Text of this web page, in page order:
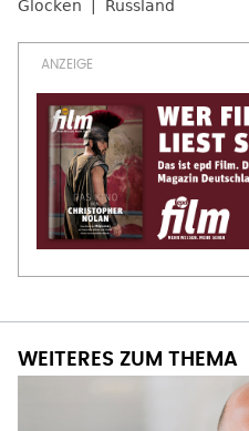
Glocken Russland
WEITERES ZUM THEMA